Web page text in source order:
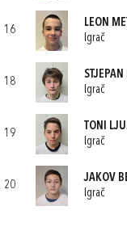
16
LEON
Igrač
18
Igrač
19
TONI
Igrač
20
JAKOV
Igrač